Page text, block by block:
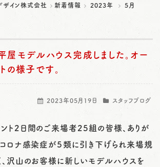
ザイン株式会社 新着情報 2023年 5月
モデルハウス完成しました。オー
の様子です。
2023年05月19日 スタッフブログ
ト2日間のご来場者25組の皆様、ありが
コロナ感染症が５類に引き下げられ来場規
、沢山のお客様に新しいモデルハウスを
a
t
o
n